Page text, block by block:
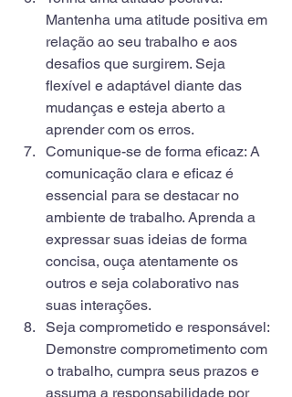
Mantenha uma atitude positiva em
relação ao seu trabalho e aos
desafios que surgirem. Seja
flexível e adaptável diante das
mudanças e esteja aberto a
aprender com os erros.
Comunique-se de forma eficaz: A
comunicação clara e eficaz é
essencial para se destacar no
ambiente de trabalho. Aprenda a
expressar suas ideias de forma
concisa, ouça atentamente os
outros e seja colaborativo nas
suas interações.
Seja comprometido e responsável:
Demonstre comprometimento com
o trabalho, cumpra seus prazos e
assuma a responsabilidade por